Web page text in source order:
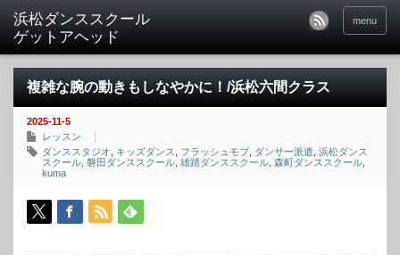
menu
複雑な腕の動きもしなやかに！/浜松六間クラス
2025-11-5
レッスン
ダンススタジオ
キッズダンス フラッシュモブ ダンサー派遣 浜松ダンス
スクール 磐田ダンススクール 雄踏ダンススクール 森町ダンススクール
kuma